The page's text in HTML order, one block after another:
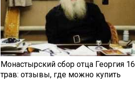
Монастырский сбор отца Георгия 16
трав: отзывы, где можно купить